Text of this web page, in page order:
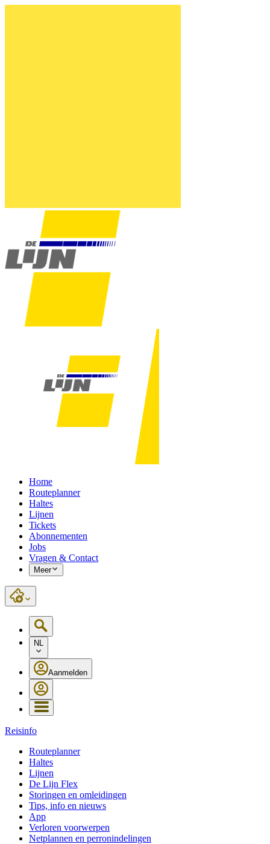
Home
Routeplanner
Haltes
Lijnen
Tickets
Abonnementen
Jobs
Vragen & Contact
Meer
NL
Aanmelden
Reisinfo
Routeplanner
Haltes
Lijnen
De Lijn Flex
Storingen en omleidingen
Tips, info en nieuws
App
Verloren voorwerpen
Netplannen en perronindelingen